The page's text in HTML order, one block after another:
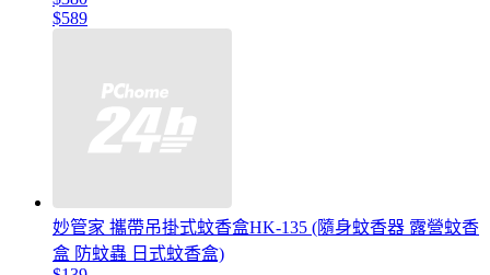
$589
妙管家 攜帶吊掛式蚊香盒HK-135 (隨身蚊香器 露營蚊香
盒 防蚊蟲 日式蚊香盒)